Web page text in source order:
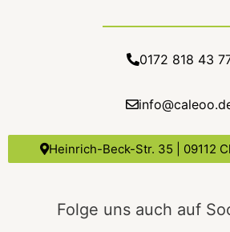
0172 818 43
Heinrich-Beck-Str. 35 | 09112
Folge uns auch auf